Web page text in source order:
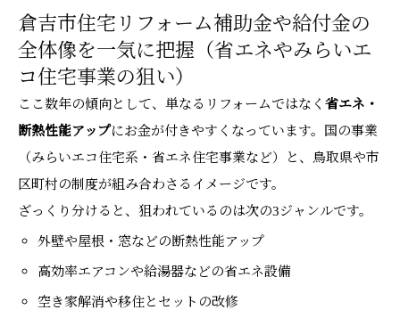
倉吉市住宅リフォーム補助金や給付金の
全体像を一気に把握（省エネやみらいエ
コ住宅事業の狙い）
ここ数年の傾向として、単なるリフォームではなく 省エネ・
断熱性能アップにお金が付きやすくなっています。国の事業
（みらいエコ住宅系・省エネ住宅事業など）と、鳥取県や市
区町村の制度が組み合わさるイメージです。
ざっくり分けると、狙われているのは次の3ジャンルです。
外壁や屋根・窓などの断熱性能アップ
高効率エアコンや給湯器などの省エネ設備
空き家解消や移住とセットの改修